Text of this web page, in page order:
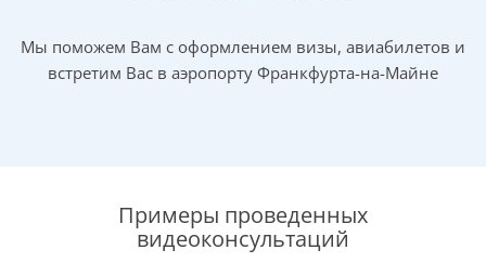
Мы поможем Вам с оформлением визы, авиабилетов и
встретим Вас в аэропорту Франкфурта-на-Майне
Примеры проведенных
видеоконсультаций